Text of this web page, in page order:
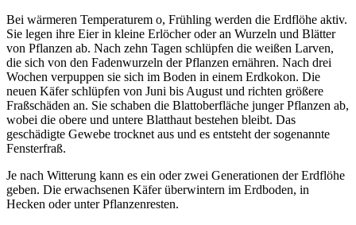
Bei wärmeren Temperaturem o, Frühling werden die Erdflöhe aktiv.
Sie legen ihre Eier in kleine Erlöcher oder an Wurzeln und Blätter
von Pflanzen ab. Nach zehn Tagen schlüpfen die weißen Larven,
die sich von den Fadenwurzeln der Pflanzen ernähren. Nach drei
Wochen verpuppen sie sich im Boden in einem Erdkokon. Die
neuen Käfer schlüpfen von Juni bis August und richten größere
Fraßschäden an. Sie schaben die Blattoberfläche junger Pflanzen ab,
wobei die obere und untere Blatthaut bestehen bleibt. Das
geschädigte Gewebe trocknet aus und es entsteht der sogenannte
Fensterfraß.
Je nach Witterung kann es ein oder zwei Generationen der Erdflöhe
geben. Die erwachsenen Käfer überwintern im Erdboden, in
Hecken oder unter Pflanzenresten.